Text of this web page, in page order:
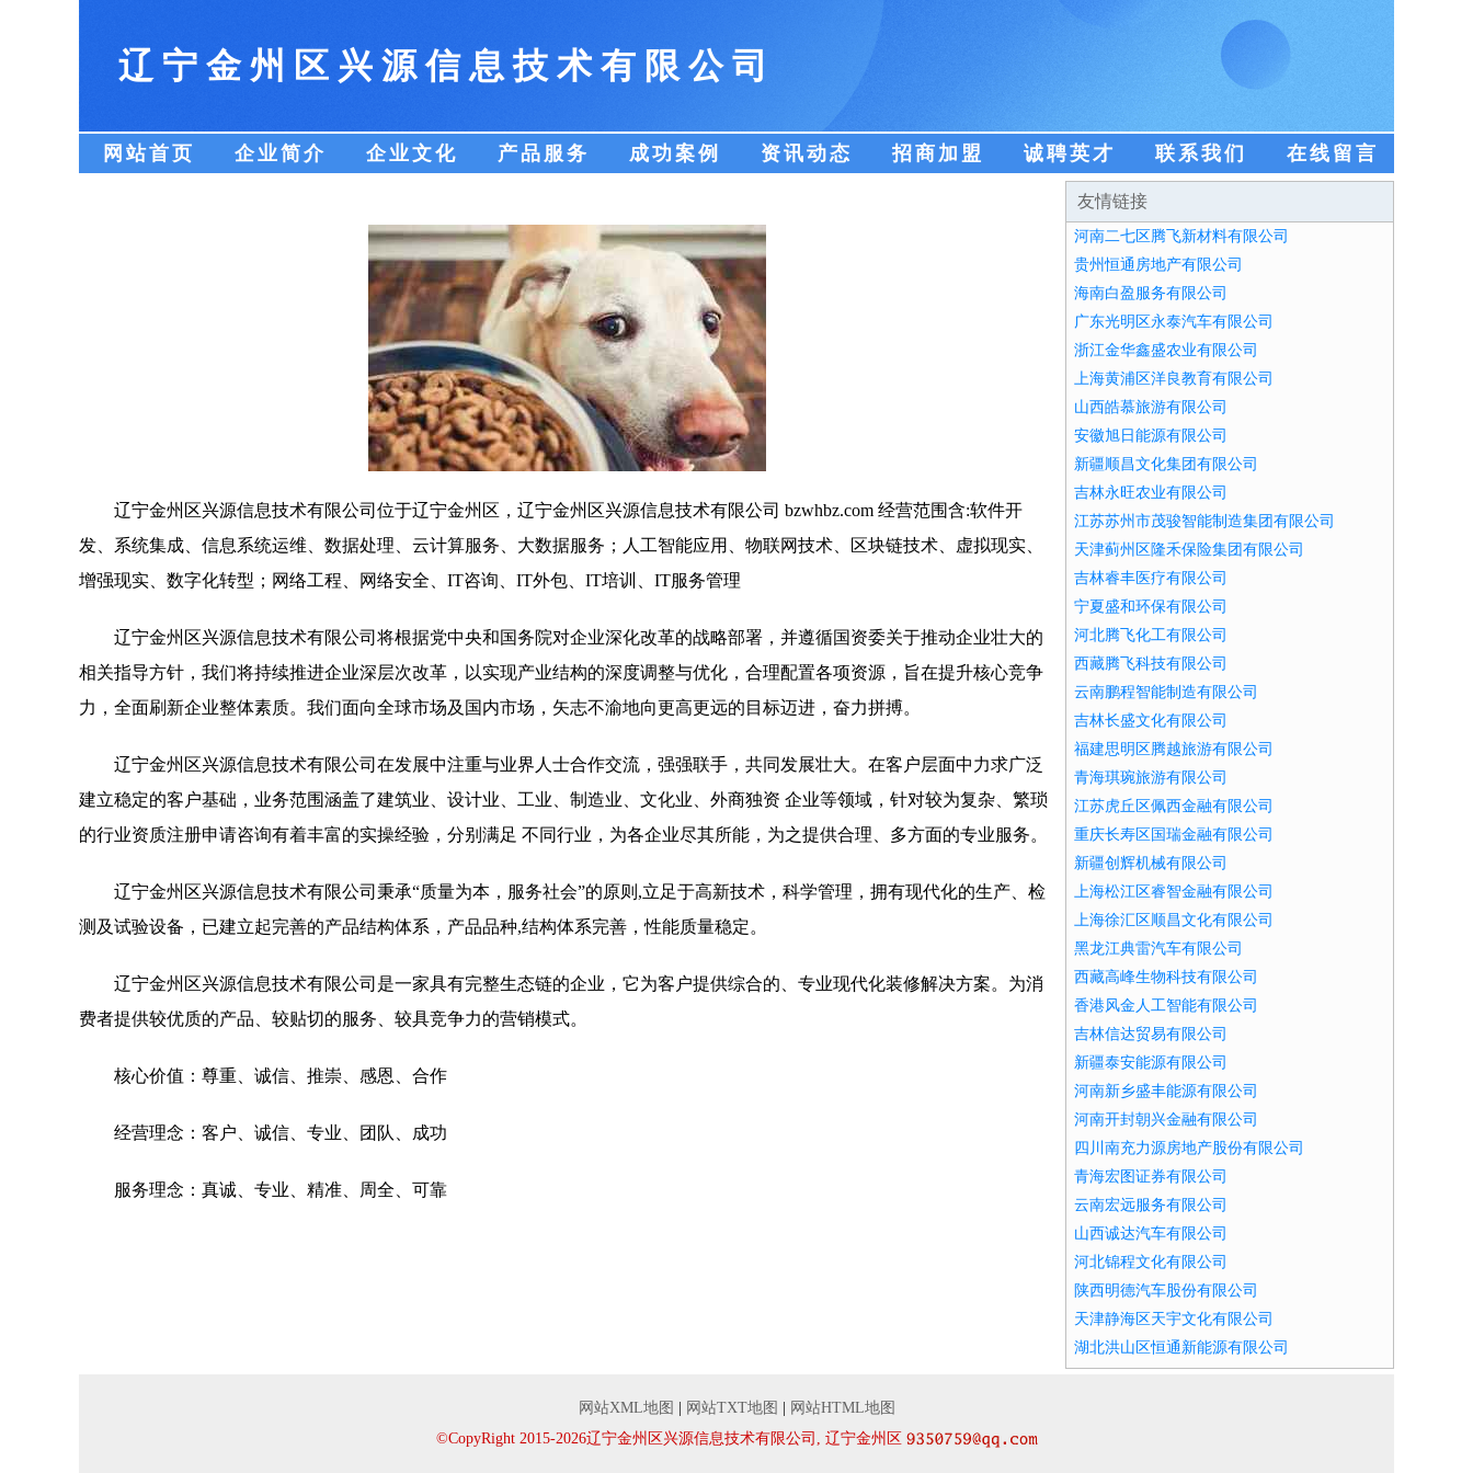
辽宁金州区兴源信息技术有限公司
网站首页 企业简介 企业文化 产品服务 成功案例 资讯动态 招商加盟 诚聘英才 联系我们 在线留言
辽宁金州区兴源信息技术有限公司位于辽宁金州区，辽宁金州区兴源信息技术有限公司 bzwhbz.com 经营范围含:软件开
发、系统集成、信息系统运维、数据处理、云计算服务、大数据服务；人工智能应用、物联网技术、区块链技术、虚拟现实、
增强现实、数字化转型；网络工程、网络安全、IT咨询、IT外包、IT培训、IT服务管理
辽宁金州区兴源信息技术有限公司将根据党中央和国务院对企业深化改革的战略部署，并遵循国资委关于推动企业壮大的
相关指导方针，我们将持续推进企业深层次改革，以实现产业结构的深度调整与优化，合理配置各项资源，旨在提升核心竞争
力，全面刷新企业整体素质。我们面向全球市场及国内市场，矢志不渝地向更高更远的目标迈进，奋力拼搏。
辽宁金州区兴源信息技术有限公司在发展中注重与业界人士合作交流，强强联手，共同发展壮大。在客户层面中力求广泛
建立稳定的客户基础，业务范围涵盖了建筑业、设计业、工业、制造业、文化业、外商独资 企业等领域，针对较为复杂、繁琐
的行业资质注册申请咨询有着丰富的实操经验，分别满足 不同行业，为各企业尽其所能，为之提供合理、多方面的专业服务。
辽宁金州区兴源信息技术有限公司秉承“质量为本，服务社会”的原则,立足于高新技术，科学管理，拥有现代化的生产、检
测及试验设备，已建立起完善的产品结构体系，产品品种,结构体系完善，性能质量稳定。
辽宁金州区兴源信息技术有限公司是一家具有完整生态链的企业，它为客户提供综合的、专业现代化装修解决方案。为消
费者提供较优质的产品、较贴切的服务、较具竞争力的营销模式。
核心价值：尊重、诚信、推崇、感恩、合作
经营理念：客户、诚信、专业、团队、成功
服务理念：真诚、专业、精准、周全、可靠
友情链接
河南二七区腾飞新材料有限公司
贵州恒通房地产有限公司
海南白盈服务有限公司
广东光明区永泰汽车有限公司
浙江金华鑫盛农业有限公司
上海黄浦区洋良教育有限公司
山西皓慕旅游有限公司
安徽旭日能源有限公司
新疆顺昌文化集团有限公司
吉林永旺农业有限公司
江苏苏州市茂骏智能制造集团有限公司
天津蓟州区隆禾保险集团有限公司
吉林睿丰医疗有限公司
宁夏盛和环保有限公司
河北腾飞化工有限公司
西藏腾飞科技有限公司
云南鹏程智能制造有限公司
吉林长盛文化有限公司
福建思明区腾越旅游有限公司
青海琪琬旅游有限公司
江苏虎丘区佩西金融有限公司
重庆长寿区国瑞金融有限公司
新疆创辉机械有限公司
上海松江区睿智金融有限公司
上海徐汇区顺昌文化有限公司
黑龙江典雷汽车有限公司
西藏高峰生物科技有限公司
香港风金人工智能有限公司
吉林信达贸易有限公司
新疆泰安能源有限公司
河南新乡盛丰能源有限公司
河南开封朝兴金融有限公司
四川南充力源房地产股份有限公司
青海宏图证券有限公司
云南宏远服务有限公司
山西诚达汽车有限公司
河北锦程文化有限公司
陕西明德汽车股份有限公司
天津静海区天宇文化有限公司
湖北洪山区恒通新能源有限公司
网站XML地图 网站TXT地图
网站HTML地图
©CopyRight 2015-2026辽宁金州区兴源信息技术有限公司, 辽宁金州区